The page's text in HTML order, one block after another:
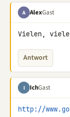
A AlexGast
Vielen,
Antwort
I IchGast
http://